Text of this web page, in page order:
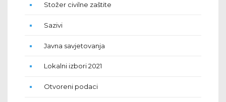
Stožer civilne zaštite
Sazivi
Javna savjetovanja
Lokalni izbori 2021
Otvoreni podaci